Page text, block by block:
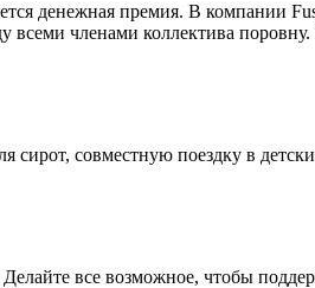
денежная премия. В компании
всеми членами коллектива
совместную поездку в
все возможное, чтобы